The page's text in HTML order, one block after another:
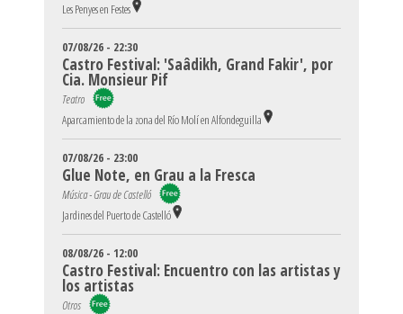
Les Penyes en Festes
07/08/26 - 22:30
Castro Festival: 'Saâdikh, Grand Fakir', por
Cia. Monsieur Pif
Teatro
Aparcamiento de la zona del Río Molí en Alfondeguilla
07/08/26 - 23:00
Glue Note, en Grau a la Fresca
Música - Grau de Castelló
Jardines del Puerto de Castelló
08/08/26 - 12:00
Castro Festival: Encuentro con las artistas y
los artistas
Otros